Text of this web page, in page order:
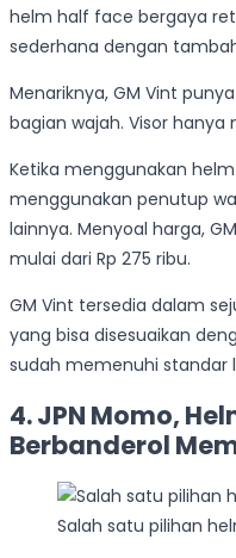
helm half face bergaya
sederhana dengan
Menariknya, GM Vint
bagian wajah. Visor
Ketika menggunakan
menggunakan penutup
lainnya. Menyoal harga,
mulai dari Rp 275 ribu.
GM Vint tersedia dalam
yang bisa disesuaikan
sudah memenuhi standar
4. JPN Momo,
Berbanderol
Salah satu pilihan